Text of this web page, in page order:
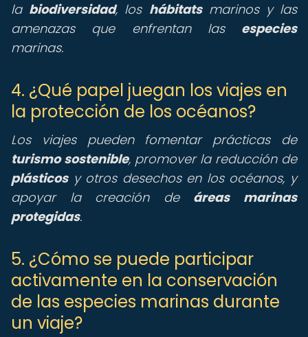
la biodiversidad, los hábitatsmarinos y las
amenazas que enfrentan las especies
marinas.
4. ¿Qué papel juegan los viajes en
la protección de los océanos?
Los viajes pueden fomentar prácticas de
turismo sostenible, promover la reducción de
plásticosy otros desechos en los océanos, y
apoyar la creación de áreas marinas
protegidas.
5. ¿Cómo se puede participar
activamente en la conservación
de las especies marinas durante
un viaje?